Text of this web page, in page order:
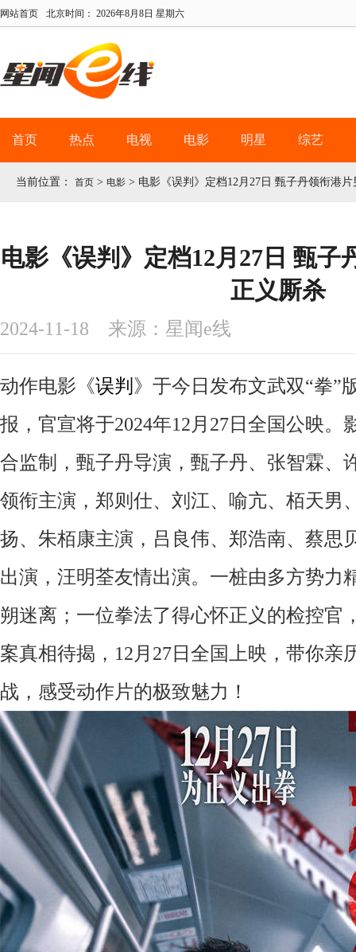
网站首页 北京时间： 2026年8月8日 星期六
首页 热点 电视 电影 明星 综艺
当前位置： 首页 > 电影 > 电影《误判》定档12月27日 甄子丹领衔港
电影《误判》定档12月27日 甄子
正义厮杀
2024-11-18 来源：星闻e线
动作电影《误判 》于今日发布文武双“拳”
报，官宣将于2024年12月27日 全国公映。
合监制，甄子丹导演，甄子丹、张智霖、
领衔主演，郑则仕、刘江、喻亢、栢天男
扬、朱栢康主演，吕良伟、郑浩南、蔡思
出演，汪明荃友情出演。 一桩由多方势力
朔迷离；一位拳法了得心怀正义的检控官
案真相待揭， 12月27日全国上映，带你亲
战，感受动作片的极致魅力！